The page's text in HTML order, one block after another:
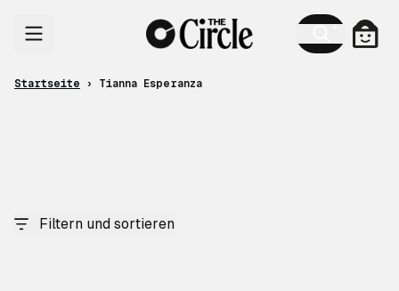
Startseite › Tianna Esperanza
Filtern und sortieren